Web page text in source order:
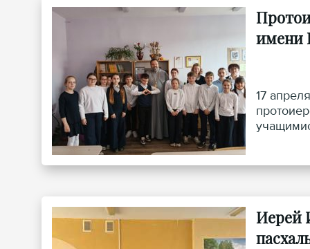
имени
17
Иерей